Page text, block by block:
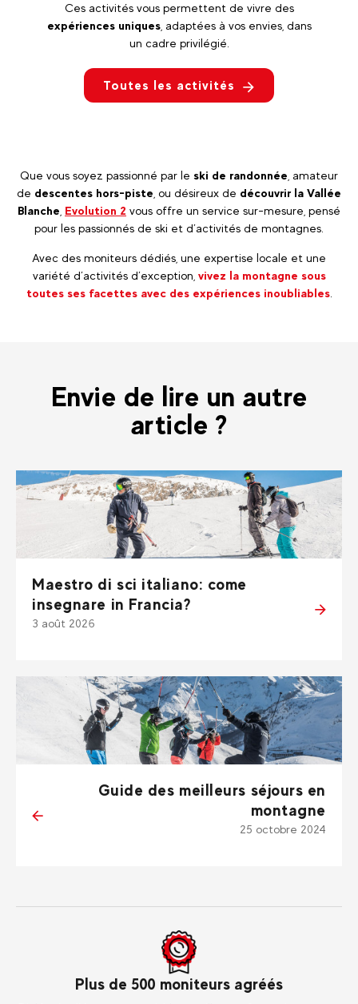
Ces activités vous permettent de vivre des
expériences uniques, adaptées à vos envies, dans
un cadre privilégié.
Toutes les activités
Que vous soyez passionné par le ski de randonnée, amateur
de descentes hors-piste, ou désireux de découvrir la Vallée
Blanche, Evolution 2 vous offre un service sur-mesure, pensé
pour les passionnés de ski et d’activités de montagnes.
Avec des moniteurs dédiés, une expertise locale et une
variété d’activités d’exception, vivez la montagne sous
toutes ses facettes avec des expériences inoubliables.
Envie de lire un autre
article ?
Guide des meilleurs séjours en
montagne
25 octobre 2024
Maestro di sci italiano: come
insegnare in Francia?
3 août 2026
Dans le monde entier